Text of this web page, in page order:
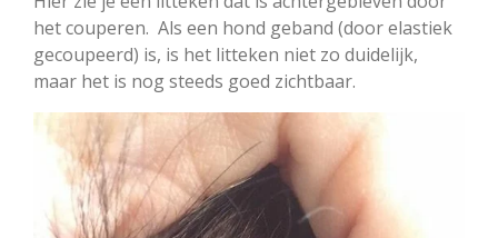
het couperen. Als een hond geband (door elastiek
gecoupeerd) is, is het litteken niet zo duidelijk,
maar het is nog steeds goed zichtbaar.